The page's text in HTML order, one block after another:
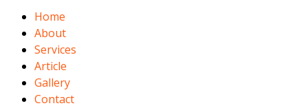
Home
About
Services
Article
Gallery
Contact